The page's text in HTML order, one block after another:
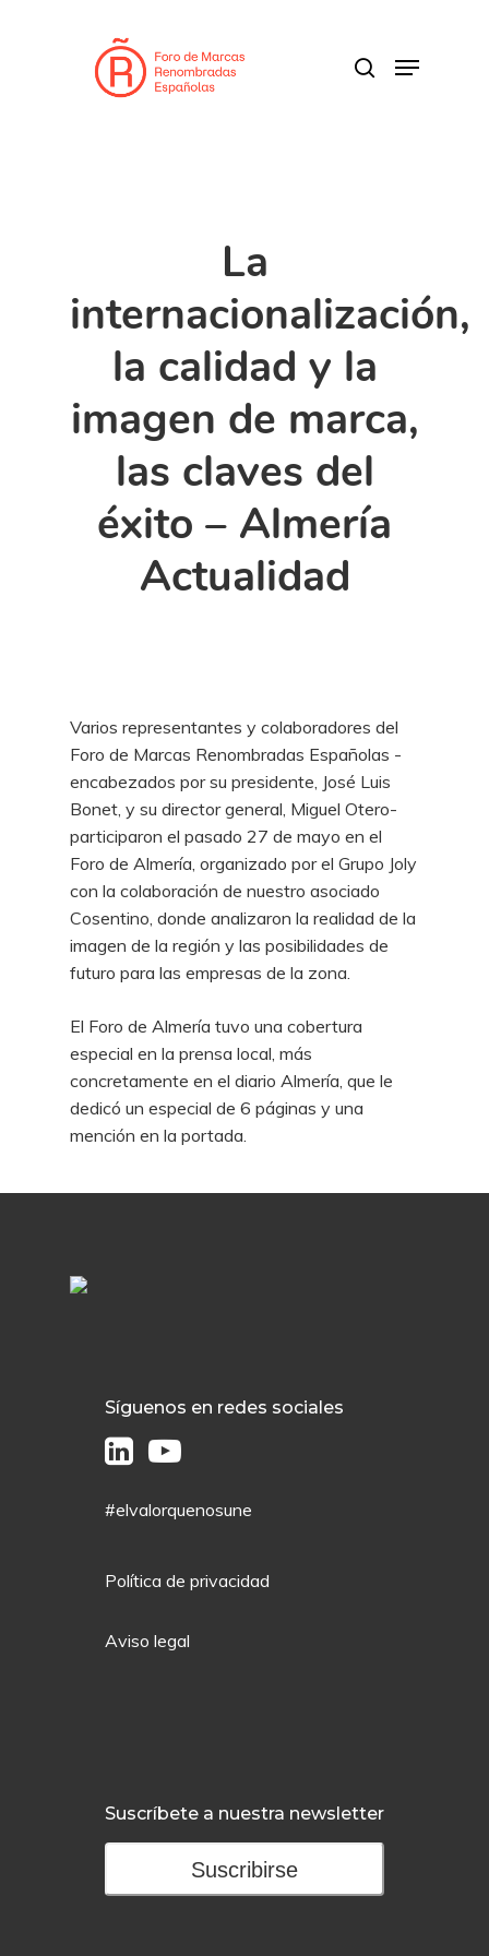
Menu
La
internacionalización,
la calidad y la
imagen de marca,
las claves del
éxito – Almería
Actualidad
Varios representantes y colaboradores del
Foro de Marcas Renombradas Españolas -
encabezados por su presidente, José Luis
Bonet, y su director general, Miguel Otero-
participaron el pasado 27 de mayo en el
Foro de Almería, organizado por el Grupo Joly
con la colaboración de nuestro asociado
Cosentino, donde analizaron la realidad de la
imagen de la región y las posibilidades de
futuro para las empresas de la zona.
El Foro de Almería tuvo una cobertura
especial en la prensa local, más
concretamente en el diario Almería, que le
dedicó un especial de 6 páginas y una
mención en la portada.
Síguenos en redes sociales
#elvalorquenosune
Política de privacidad
Aviso legal
Suscríbete a nuestra newsletter
Suscribirse